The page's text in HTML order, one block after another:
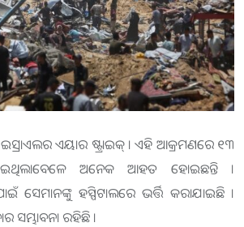
ଏୟାର ଷ୍ଟ୍ରାଇକ୍ । ଏହି ଆକ୍ରମଣରେ ୧୩
ଅନେକ ଆହତ ହୋଇଛନ୍ତି ।
ସେମାନଙ୍କୁ ହସ୍ପିଟାଲରେ ଭର୍ତ୍ତି କରାଯାଇଛି ।
ସମ୍ଭାବନା ରହିଛି ।